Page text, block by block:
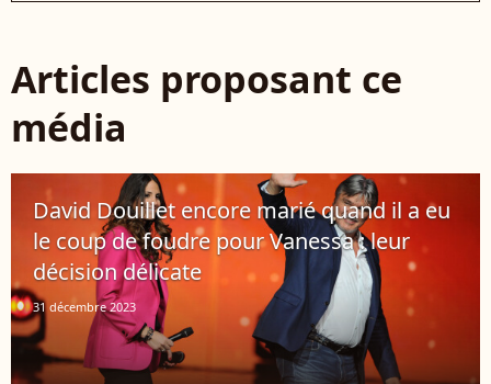
Articles proposant ce
média
David Douillet encore marié quand il a eu
le coup de foudre pour Vanessa : leur
décision délicate
31 décembre 2023